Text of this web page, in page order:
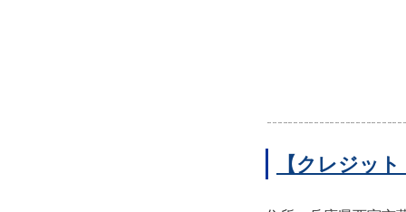
【クレジッ